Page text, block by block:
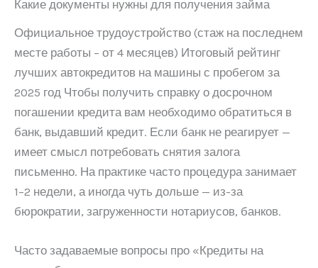
Какие документы нужны для получения займа
Официальное трудоустройство (стаж на последнем
месте работы – от 4 месяцев) Итоговый рейтинг
лучших автокредитов на машины с пробегом за
2025 год Чтобы получить справку о досрочном
погашении кредита вам необходимо обратиться в
банк, выдавший кредит. Если банк не реагирует —
имеет смысл потребовать снятия залога
письменно. На практике часто процедура занимает
1–2 недели, а иногда чуть дольше — из-за
бюрократии, загруженности нотариусов, банков.
Часто задаваемые вопросы про «Кредиты на